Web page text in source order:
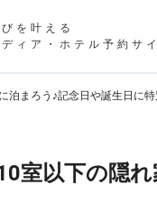
を叶える
ィア・ホテル予約サイ
泊まろう♪記念日や誕生日に
室以下の隠